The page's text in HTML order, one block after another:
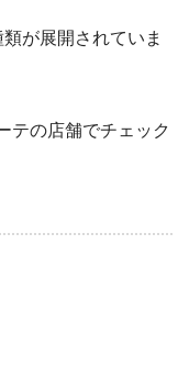
が展開されていま
テの店舗でチェック